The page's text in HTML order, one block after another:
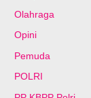
Olahraga
Opini
Pemuda
POLRI